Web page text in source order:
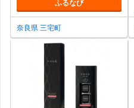
奈良県 三宅町